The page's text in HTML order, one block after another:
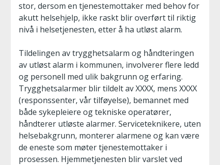
stor, dersom en tjenestemottaker med behov for
akutt helsehjelp, ikke raskt blir overført til riktig
nivå i helsetjenesten, etter å ha utløst alarm.
Tildelingen av trygghetsalarm og håndteringen
av utløst alarm i kommunen, involverer flere ledd
og personell med ulik bakgrunn og erfaring.
Trygghetsalarmer blir tildelt av XXXX, mens XXXX
(responssenter, vår tilføyelse), bemannet med
både sykepleiere og tekniske operatører,
håndterer utløste alarmer. Serviceteknikere, uten
helsebakgrunn, monterer alarmene og kan være
de eneste som møter tjenestemottaker i
prosessen. Hjemmetjenesten blir varslet ved